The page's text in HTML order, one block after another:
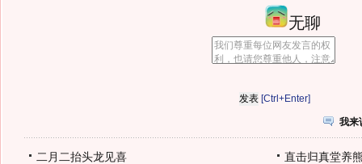
无聊
[Ctrl+Enter]
我来
二月二抬头龙见喜 直击归真堂养